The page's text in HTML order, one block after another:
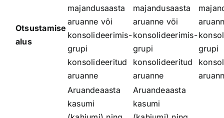
Otsustamise
alus
majandusaasta
aruanne või
konsolideerimis­
grupi
konsolideeritud
aruanne
majandusaasta
aruanne või
konsolideerimis­
grupi
konsolideeritud
aruanne
grupi
Aruandeaasta
kasumi
Aruandeaasta
kasumi